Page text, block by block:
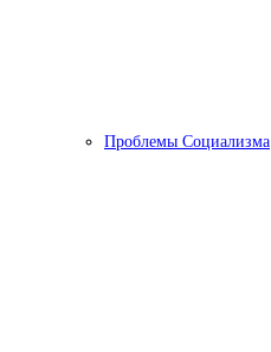
Проблемы Социализма